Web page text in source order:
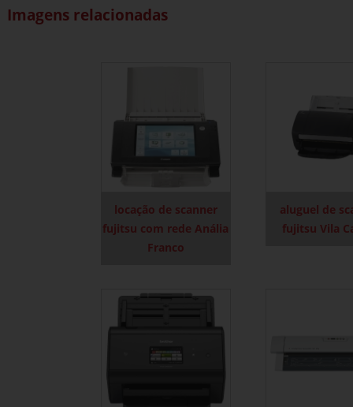
Imagens relacionadas
locação de scanner
fujitsu com rede Anália
Franco
aluguel de
fujitsu Vila